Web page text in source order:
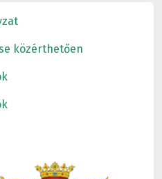
közérthetően